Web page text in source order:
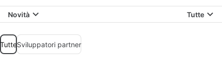
Novità Tutte
TutteSviluppatori partner